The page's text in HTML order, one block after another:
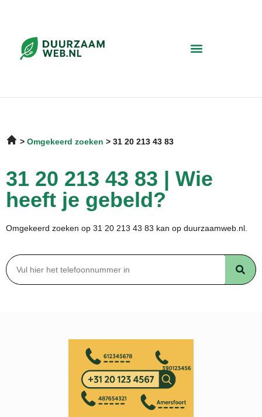
Omgekeerd zoeken 31 20 213 43 83
31 20 213 43 83 | Wie
heeft je gebeld?
Omgekeerd zoeken op 31 20 213 43 83 kan op duurzaamweb.nl.